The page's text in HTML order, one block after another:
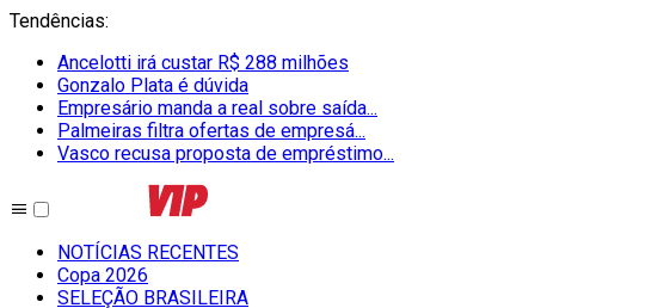
Tendências:
Ancelotti irá custar R$ 288 milhões
Gonzalo Plata é dúvida
Empresário manda a real sobre saída...
Palmeiras filtra ofertas de empresá...
Vasco recusa proposta de empréstimo...
NOTÍCIAS RECENTES
Copa 2026
SELEÇÃO BRASILEIRA